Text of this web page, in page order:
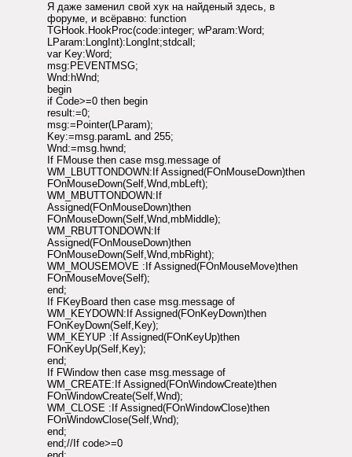
Я даже заменил свой хук на найденый здесь, в
форуме, и всёравно: function
TGHook.HookProc(code:integer; wParam:Word;
LParam:LongInt):LongInt;stdcall;
var Key:Word;
msg:PEVENTMSG;
Wnd:hWnd;
begin
if Code>=0 then begin
result:=0;
msg:=Pointer(LParam);
Key:=msg.paramL and 255;
Wnd:=msg.hwnd;
If FMouse then case msg.message of
WM_LBUTTONDOWN:If Assigned(FOnMouseDown)then
FOnMouseDown(Self,Wnd,mbLeft);
WM_MBUTTONDOWN:If
Assigned(FOnMouseDown)then
FOnMouseDown(Self,Wnd,mbMiddle);
WM_RBUTTONDOWN:If
Assigned(FOnMouseDown)then
FOnMouseDown(Self,Wnd,mbRight);
WM_MOUSEMOVE :If Assigned(FOnMouseMove)then
FOnMouseMove(Self);
end;
If FKeyBoard then case msg.message of
WM_KEYDOWN:If Assigned(FOnKeyDown)then
FOnKeyDown(Self,Key);
WM_KEYUP :If Assigned(FOnKeyUp)then
FOnKeyUp(Self,Key);
end;
If FWindow then case msg.message of
WM_CREATE:If Assigned(FOnWindowCreate)then
FOnWindowCreate(Self,Wnd);
WM_CLOSE :If Assigned(FOnWindowClose)then
FOnWindowClose(Self,Wnd);
end;
end;//If code>=0